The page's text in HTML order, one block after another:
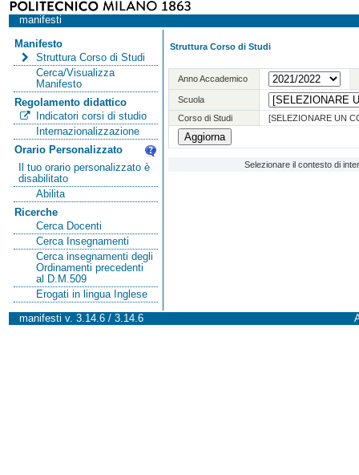
manifesti
Manifesto
Struttura Corso di Studi
Cerca/Visualizza
Manifesto
Regolamento didattico
Indicatori corsi di studio
Internazionalizzazione
Orario Personalizzato
Il tuo orario personalizzato è
disabilitato
Abilita
Ricerche
Cerca Docenti
Cerca Insegnamenti
Cerca insegnamenti degli
Ordinamenti precedenti
al D.M.509
Erogati in lingua Inglese
Struttura Corso di Studi
Anno Accademico
Scuola
Corso di Studi
[SELEZIONARE UN
Selezionare il contesto di
manifesti v. 3.14.6 / 3.14.6